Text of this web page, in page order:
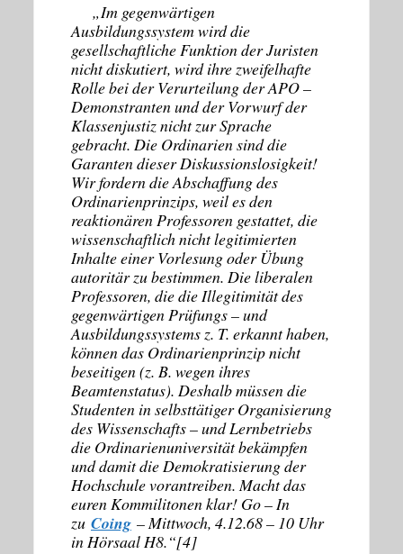
„Im gegenwärtigen
Ausbildungssystem wird die
gesellschaftliche Funktion der Juristen
nicht diskutiert, wird ihre zweifelhafte
Rolle bei der Verurteilung der APO –
Demonstranten und der Vorwurf der
Klassenjustiz nicht zur Sprache
gebracht. Die Ordinarien sind die
Garanten dieser Diskussionslosigkeit!
Wir fordern die Abschaffung des
Ordinarienprinzips, weil es den
reaktionären Professoren gestattet, die
wissenschaftlich nicht legitimierten
Inhalte einer Vorlesung oder Übung
autoritär zu bestimmen. Die liberalen
Professoren, die die Illegitimität des
gegenwärtigen Prüfungs – und
Ausbildungssystems z. T. erkannt haben,
können das Ordinarienprinzip nicht
beseitigen (z. B. wegen ihres
Beamtenstatus). Deshalb müssen die
Studenten in selbsttätiger Organisierung
des Wissenschafts – und Lernbetriebs
die Ordinarienuniversität bekämpfen
und damit die Demokratisierung der
Hochschule vorantreiben. Macht das
euren Kommilitonen klar! Go – In
zu Coing – Mittwoch, 4.12.68 – 10 Uhr
in Hörsaal H8.“[4]